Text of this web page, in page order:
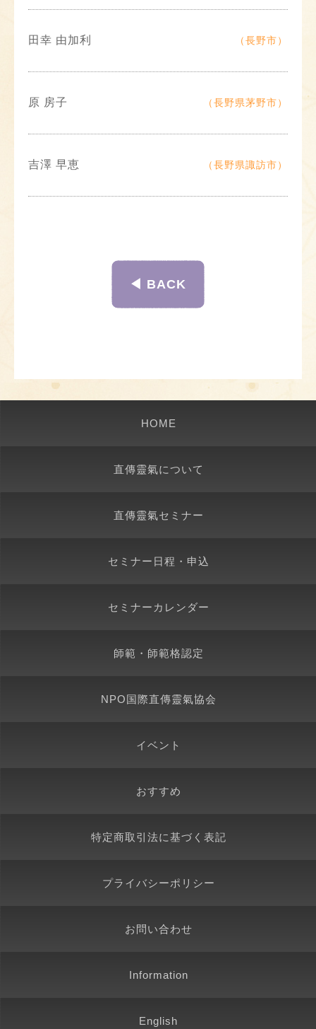
田幸 由加利 （長野市）
原 房子 （長野県茅野市）
吉澤 早恵 （長野県諏訪市）
◀︎ BACK
HOME
直傳靈氣について
直傳靈氣セミナー
セミナー日程・申込
セミナーカレンダー
師範・師範格認定
NPO国際直傳靈氣協会
イベント
おすすめ
特定商取引法に基づく表記
プライバシーポリシー
お問い合わせ
Information
English